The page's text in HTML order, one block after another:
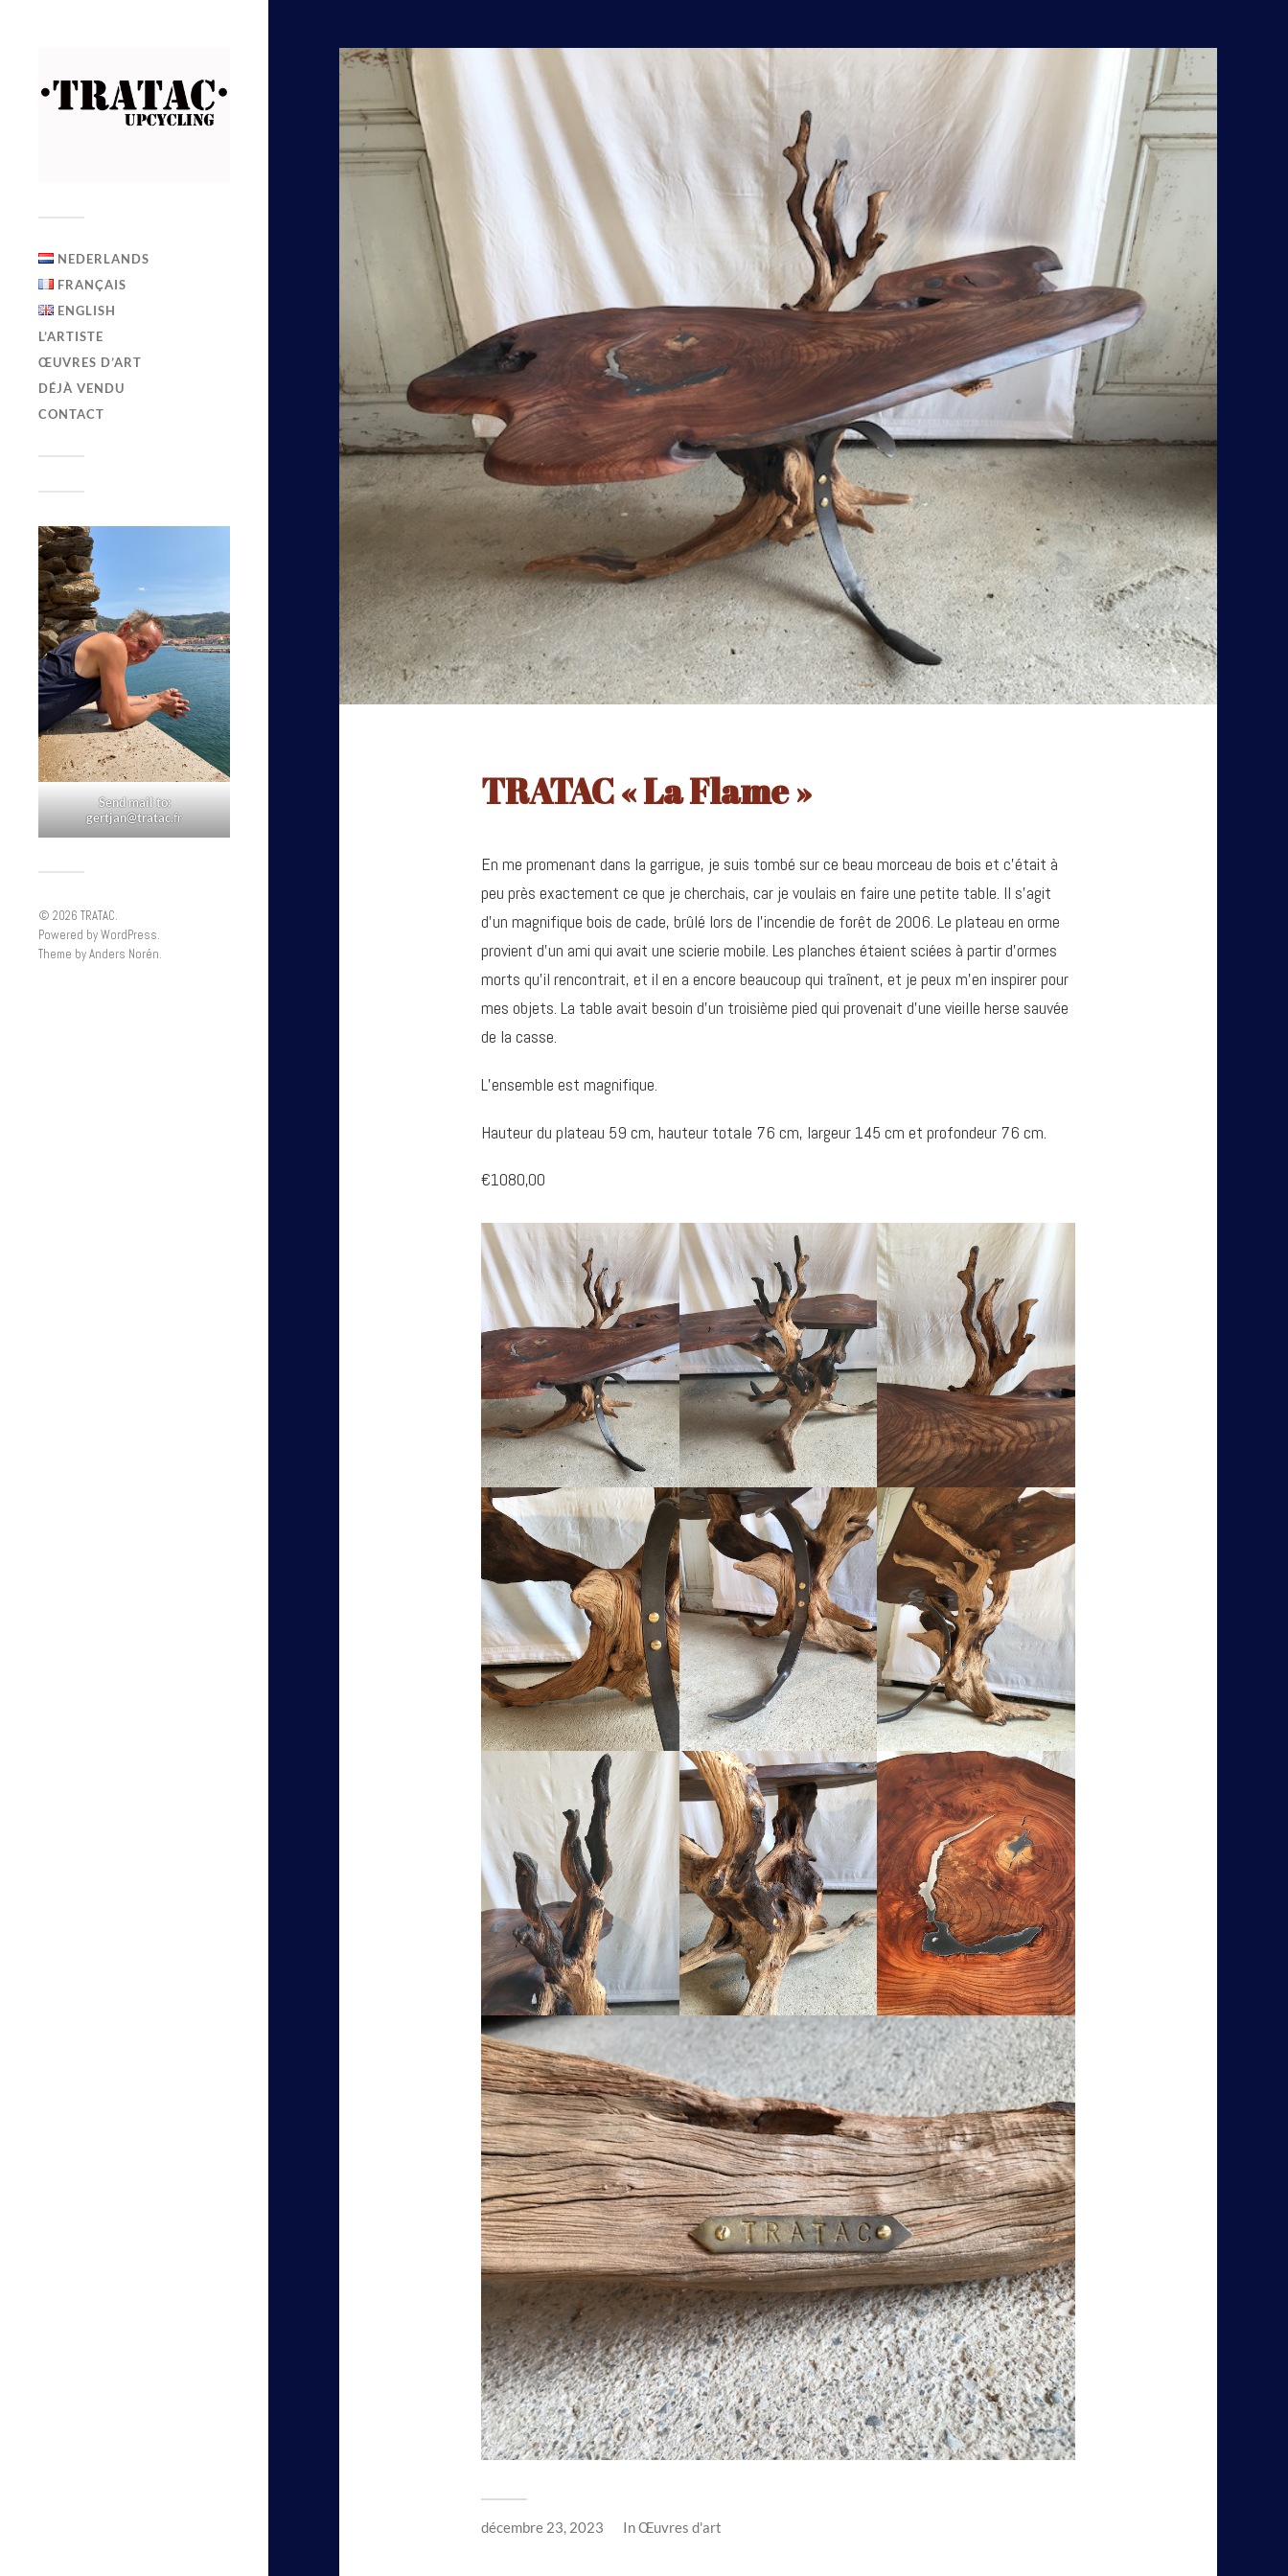
NEDERLANDS
FRANÇAIS
ENGLISH
L’ARTISTE
ŒUVRES D’ART
DÉJÀ VENDU
CONTACT
Send mail to:
gertjan@tratac.fr
© 2026 TRATAC.
Powered byWordPress.
Theme byAnders Norén.
TRATAC « La Flame »
En me promenant dans la garrigue, je suis tombé sur ce beau morceau de bois et c’était à
peu près exactement ce que je cherchais, car je voulais en faire une petite table. Il s’agit
d’un magnifique bois de cade, brûlé lors de l’incendie de forêt de 2006. Le plateau en orme
provient d’un ami qui avait une scierie mobile. Les planches étaient sciées à partir d’ormes
morts qu’il rencontrait, et il en a encore beaucoup qui traînent, et je peux m’en inspirer pour
mes objets. La table avait besoin d’un troisième pied qui provenait d’une vieille herse sauvée
de la casse.
L’ensemble est magnifique.
Hauteur du plateau 59 cm, hauteur totale 76 cm, largeur 145 cm et profondeur 76 cm.
€1080,00
décembre 23, 2023 InŒuvres d'art